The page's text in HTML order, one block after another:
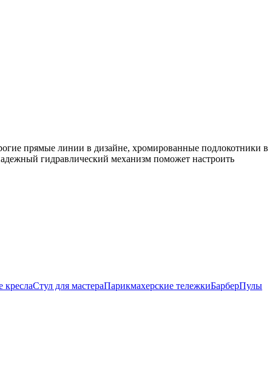
прямые линии в дизайне, хромированные подлокотники в
гидравлический механизм поможет настроить
креслаСтул для мастераПарикмахерские тележкиБарберПулы